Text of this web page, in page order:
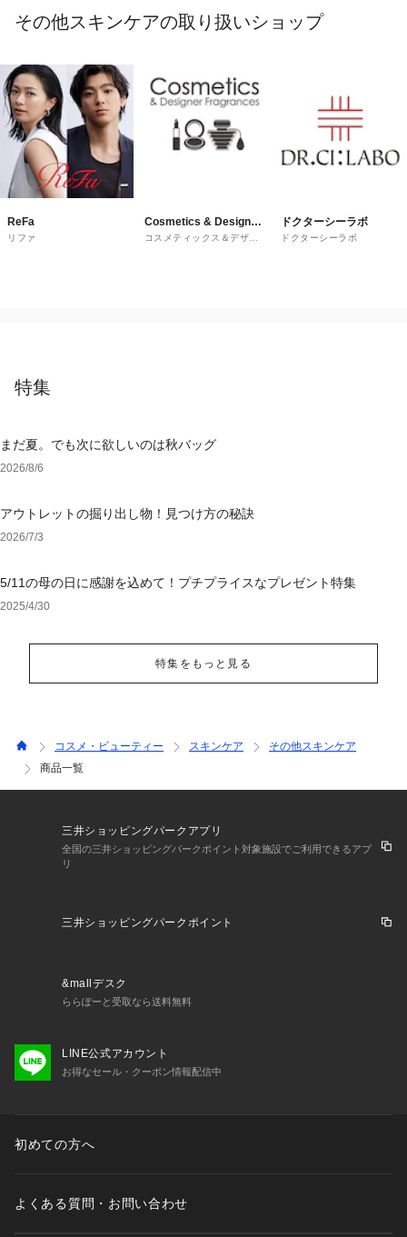
その他スキンケアの取り扱いショップ
ReFa
リファ
Cosmetics & Designer
Fragrances
コスメティックス＆デザイ
ドクターシーラボ
ドクターシーラボ
特集
まだ夏。でも次に欲しいのは秋バッグ
2026/8/6
アウトレットの掘り出し物！見つけ方の秘訣
2026/7/3
5/11の母の日に感謝を込めて！プチプライスなプレゼント特集
2025/4/30
特集をもっと見る
コスメ・ビューティー スキンケア
その他スキンケア
商品一覧
三井ショッピングパークアプリ
全国の三井ショッピングパークポイント対象施設でご利用できるアプ
リ
三井ショッピングパークポイント
&mallデスク
ららぽーと受取なら送料無料
LINE公式アカウント
お得なセール・クーポン情報配信中
初めての方へ
よくある質問・お問い合わせ